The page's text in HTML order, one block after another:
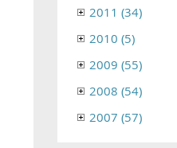
2011 (34)
2010 (5)
2009 (55)
2008 (54)
2007 (57)